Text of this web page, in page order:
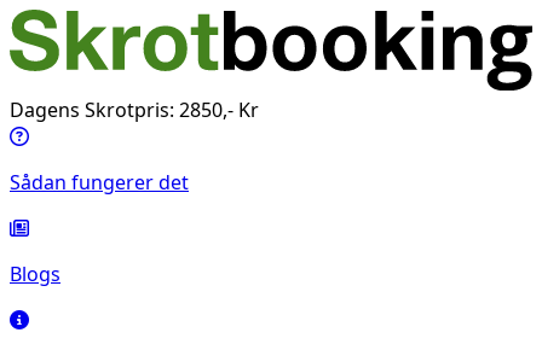
Dagens Skrotpris: 2850,- Kr
Sådan fungerer det
Blogs